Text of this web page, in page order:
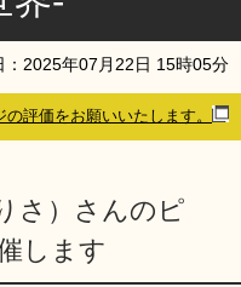
織から探す
ライバシーポリシー
2025年07 月 22日 15時05分
の評価をお願いいたします。
さ）さんのピ
します